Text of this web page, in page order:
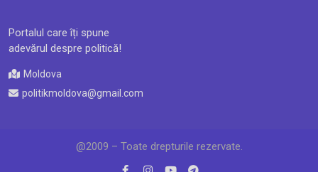
Portalul care îți spune
adevărul despre politică!
Moldova
politikmoldova@gmail.com
@2009 – Toate drepturile rezervate.